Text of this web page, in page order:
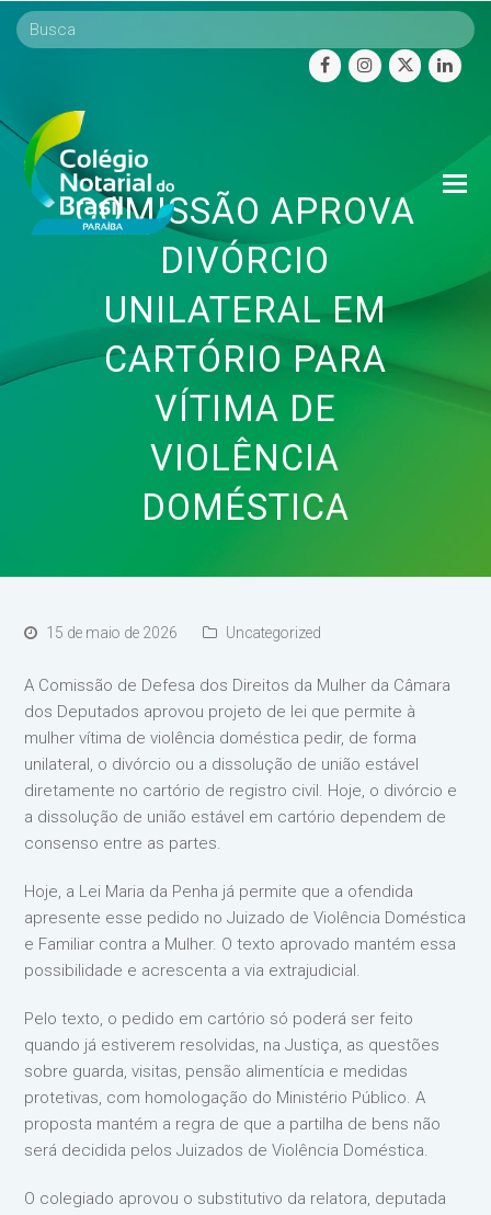
facebookinstagram
twitter
COMISSÃO APROVA
DIVÓRCIO
UNILATERAL EM
CARTÓRIO PARA
VÍTIMA DE
VIOLÊNCIA
DOMÉSTICA
15 de maio de 2026 Uncategorized
A Comissão de Defesa dos Direitos da Mulher da Câmara
dos Deputados aprovou projeto de lei que permite à
mulher vítima de violência doméstica pedir, de forma
unilateral, o divórcio ou a dissolução de união estável
diretamente no cartório de registro civil. Hoje, o divórcio e
a dissolução de união estável em cartório dependem de
consenso entre as partes.
Hoje, a Lei Maria da Penha já permite que a ofendida
apresente esse pedido no Juizado de Violência Doméstica
e Familiar contra a Mulher. O texto aprovado mantém essa
possibilidade e acrescenta a via extrajudicial.
Pelo texto, o pedido em cartório só poderá ser feito
quando já estiverem resolvidas, na Justiça, as questões
sobre guarda, visitas, pensão alimentícia e medidas
protetivas, com homologação do Ministério Público. A
proposta mantém a regra de que a partilha de bens não
será decidida pelos Juizados de Violência Doméstica.
O colegiado aprovou o substitutivo da relatora, deputada